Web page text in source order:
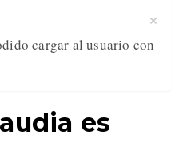
×
cargar al usuario con
es